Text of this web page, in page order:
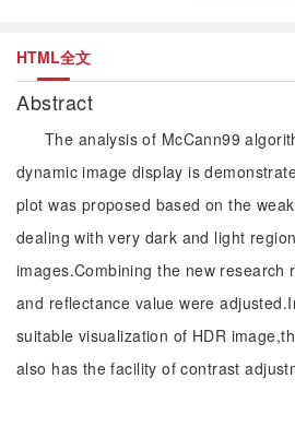
HTML全文
Abstract
The analysis of McCann99
dynamic image display is
plot was proposed based on the
dealing with very dark and light
images.Combining the new research
and reflectance value were
suitable visualization of HDR
also has the facility of contrast